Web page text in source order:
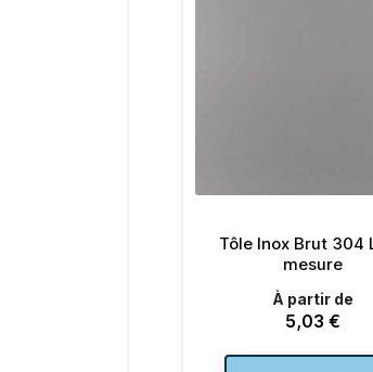
Tôle Inox Brut 304
mesure
À partir de
Prix
5,03 €